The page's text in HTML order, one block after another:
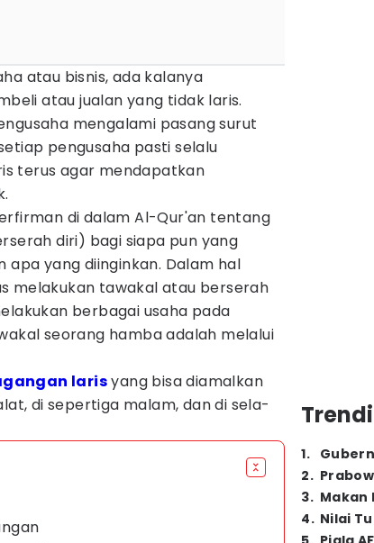
atau bisnis, ada kalanya
atau jualan yang tidak laris.
mengalami pasang surut
pengusaha pasti selalu
terus agar mendapatkan
di dalam Al-Qur'an tentang
diri) bagi siapa pun yang
yang diinginkan. Dalam hal
melakukan tawakal atau berserah
berbagai usaha pada
seorang hamba adalah melalui
larisyang bisa diamalkan
di sepertiga malam, dan di sela-
1.
2.
3. Makan
4. Nilai